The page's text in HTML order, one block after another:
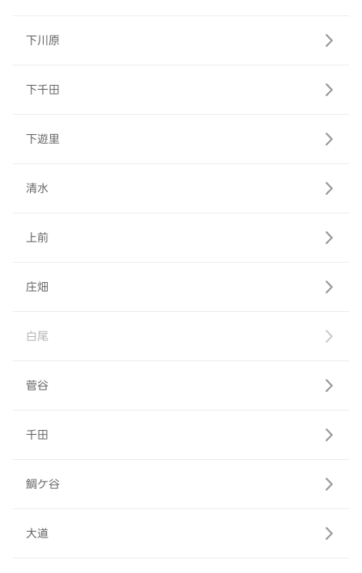
下川原
下千田
下遊里
清水
上前
庄畑
白尾
菅谷
千田
鯛ケ谷
大道